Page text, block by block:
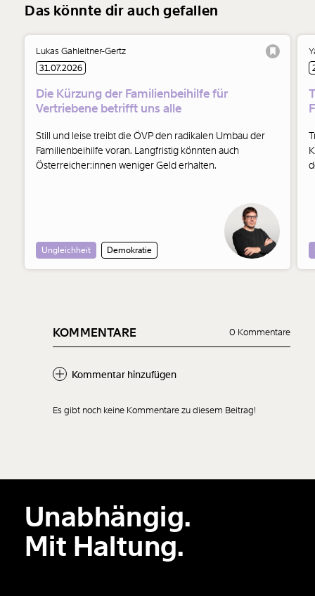
Das könnte dir auch gefallen
Lukas Gahleitner-Gertz
31.07.2026
Die Kürzung der Familienbeihilfe für
Vertriebene betrifft uns alle
Still und leise treibt die ÖVP den radikalen Umbau der
Familienbeihilfe voran. Langfristig könnten auch
Österreicher:innen weniger Geld erhalten.
Ungleichheit Demokratie
KOMMENTARE 0 Kommentare
Kommentar hinzufügen
Der Inhalt dieses Feldes wird nicht öffentlich zugänglich angezeigt.
Es gibt noch keine Kommentare zu diesem Beitrag!
Unabhängig.
Mit Haltung.